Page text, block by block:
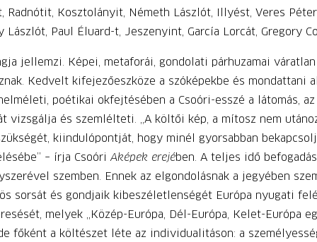
Kosztolányit, Németh Lászlót, Illyést, Veres
Paul Éluard-t, Jeszenyint, García Lorcát, Gregory
jellemzi. Képei, metaforái, gondolati párhuzamai váratlan
Kedvelt kifejezőeszköze a szóképekbe és mondattani
poétikai okfejtésében a Csoóri-esszé a látomás, az
és szemlélteti. „A költői kép, a mítosz nem
kiindulópontját, hogy minél gyorsabban
– írja Csoóri Aképek erejében. A teljes idő
szemben. Ennek az elgondolásnak a jegyében
sorsát és gondjaik kibeszéletlenségét Európa nyugati
melyek „Közép-Európa, Dél-Európa, Kelet-Európa
főként a költészet léte az individualitáson: a